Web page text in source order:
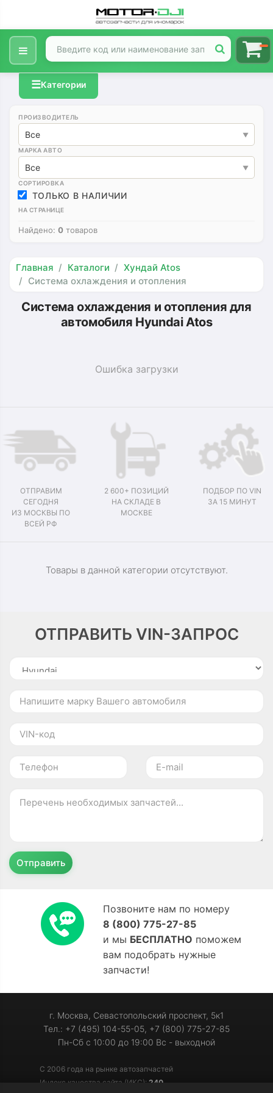
☰Категории
ПРОИЗВОДИТЕЛЬ
Все
МАРКА АВТО
Все
СОРТИРОВКА
ТОЛЬКО В НАЛИЧИИ
НА СТРАНИЦЕ
Найдено: 0 товаров
Главная Каталоги
Хундай Atos
Система охлаждения и отопления
Система охлаждения и отопления для
автомобиля Hyundai Atos
Ошибка загрузки
ОТПРАВИМ
СЕГОДНЯ
ИЗ МОСКВЫ ПО
ВСЕЙ РФ
2 600+ ПОЗИЦИЙ
НА СКЛАДЕ В
МОСКВЕ
ПОДБОР ПО VIN
ЗА 15 МИНУТ
Товары в данной категории отсутствуют.
ОТПРАВИТЬ VIN-ЗАПРОС
Отправить
Позвоните нам по номеру
8 (800) 775-27-85
и мы БЕСПЛАТНО поможем
вам подобрать нужные
запчасти!
г. Москва, Севастопольский проспект, 5к1
Тел.: +7 (495) 104-55-05, +7 (800) 775-27-85
Пн-Сб с 10:00 до 19:00 Вс - выходной
С 2006 года на рынке автозапчастей
Индекс качества сайта (ИКС): 240